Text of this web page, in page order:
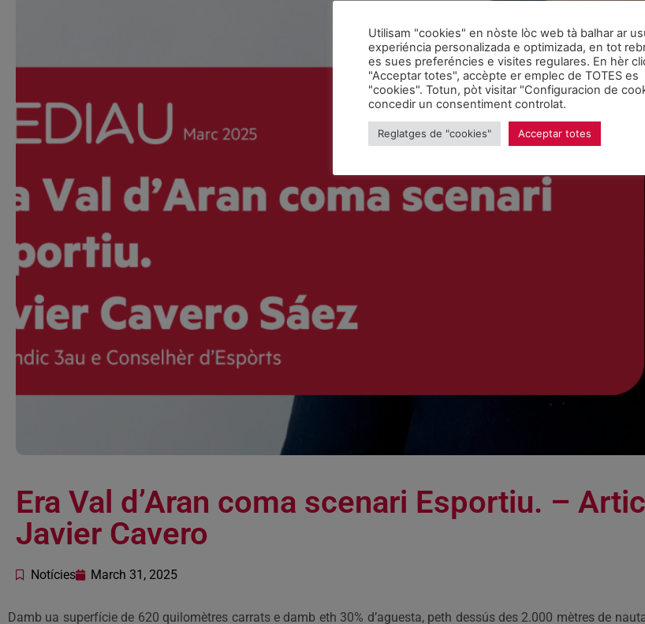
Era Val d’Aran coma scenari Esportiu. –
Javier Cavero
Notícies March 31, 2025
Damb ua superfície de 620 quilomètres carrats e damb eth 30% d’aguesta, peth dessús des 2.000 mètres de
Utilisam "cookies" en nòste lòc web tà balhar ar
experiéncia personalizada e optimizada, en tot
es sues preferéncies e visites regulares. En hèr
"Acceptar totes", accèpte er emplec de TOTES es
"cookies". Totun, pòt visitar "Configuracion de
concedir un consentiment controlat.
Reglatges de "cookies" Acceptar totes